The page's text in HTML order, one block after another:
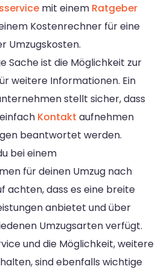
mit einem Ratgeber
Kostenrechner für eine
Umzugskosten.
Sache ist die Möglichkeit zur
weitere Informationen. Ein
stellt sicher, dass
Kontakt aufnehmen
beantwortet werden.
bei einem
für deinen Umzug nach
achten, dass es eine breite
anbietet und über
Umzugsarten verfügt.
und die Möglichkeit, weitere
sind ebenfalls wichtige